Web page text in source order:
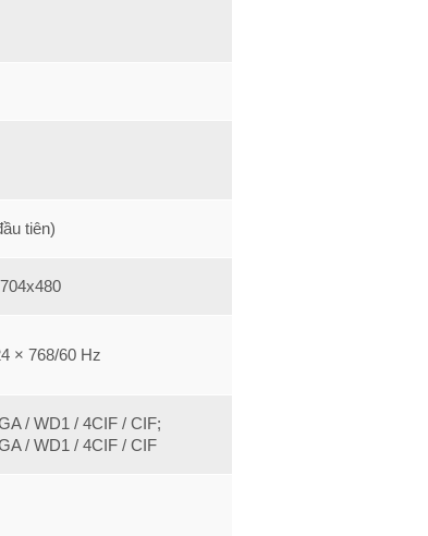
tiên)
× 768/60 Hz
/ WD1 / 4CIF / CIF;
/ WD1 / 4CIF / CIF